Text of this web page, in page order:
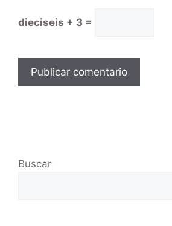
dieciseis + 3 =
Buscar